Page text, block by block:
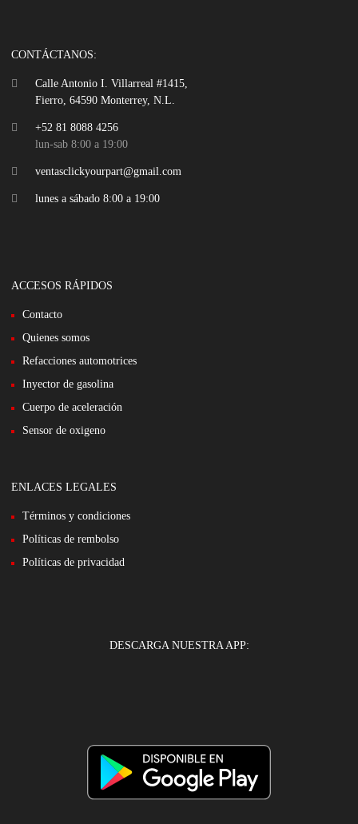
CONTÁCTANOS:
Calle Antonio I. Villarreal #1415,
Fierro, 64590 Monterrey, N.L.
+52 81 8088 4256
lun-sab 8:00 a 19:00
ventasclickyourpart@gmail.com
lunes a sábado 8:00 a 19:00
ACCESOS RÁPIDOS
Contacto
Quienes somos
Refacciones automotrices
Inyector de gasolina
Cuerpo de aceleración
Sensor de oxigeno
ENLACES LEGALES
Términos y condiciones
Políticas de rembolso
Políticas de privacidad
DESCARGA NUESTRA APP: